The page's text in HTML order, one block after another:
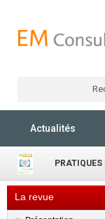
Actualités
La revue